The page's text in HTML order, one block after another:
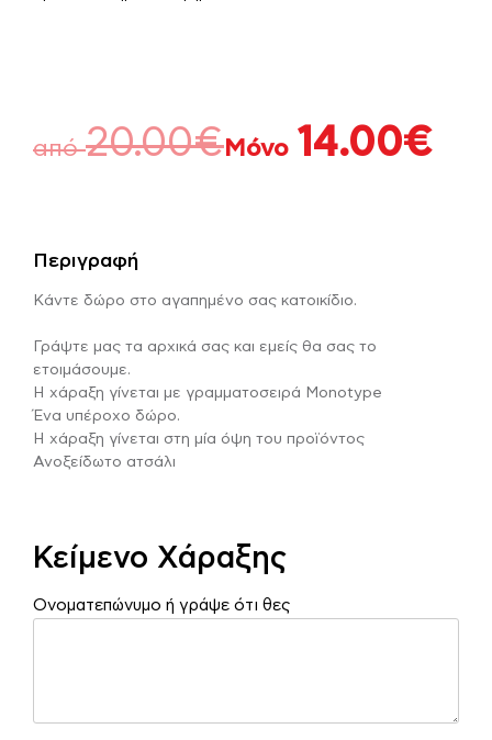
από 20.00€ Μόνο 14.00€
Περιγραφή
Κάντε δώρο στο αγαπημένο σας κατοικίδιο.
Γράψτε μας τα αρχικά σας και εμείς θα σας το
ετοιμάσουμε.
Η χάραξη γίνεται με γραμματοσειρά Monotype
Ένα υπέροχο δώρο.
Η χάραξη γίνεται στη μία όψη του προϊόντος
Ανοξείδωτο ατσάλι
Κείμενο Χάραξης
Ονοματεπώνυμο ή γράψε ότι θες